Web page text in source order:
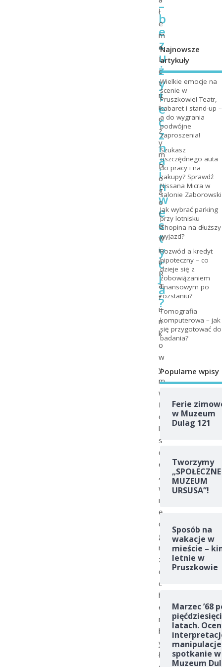
–
b
e
z
u
ż
y
t
e
c
z
n
a
i
n
w
e
s
t
y
c
j
a
?
ł
e
m
o
L
o
t
n
i
c
z
y
m
P
o
g
o
t
o
w
i
u
R
a
t
u
n
k
o
w
y
m
w
P
o
l
s
c
e
,
w
i
ę
c
g
r
z
e
c
h
e
m
b
y
ł
Najnowsze
artykuły
Wielkie emocje na
scenie w
Pruszkowie! Teatr,
kabaret i stand-up –
a do wygrania
podwójne
zaproszenia!
Szukasz
oszczędnego auta
do pracy i na
zakupy? Sprawdź
Nissana Micra w
salonie Zaborowski
Jak wybrać parking
przy lotnisku
Chopina na dłuższy
wyjazd?
Rozwód a kredyt
hipoteczny – co
dzieje się z
zobowiązaniem
finansowym po
rozstaniu?
Tomografia
komputerowa – jak
się przygotować do
badania?
Popularne wpisy
Ferie
w Muzeum
Dulag 121
Tworzymy
„SPOŁECZNE
MUZEUM
URSUSA”!
Sposób na
wakacje w
mieście –
letnie w
Pruszkowie
Marzec ’68
latach.
spotkanie w
Muzeum